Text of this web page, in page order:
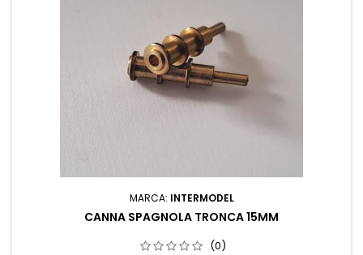
MARCA: INTERMODEL
CANNA SPAGNOLA TRONCA 15MM
(0)